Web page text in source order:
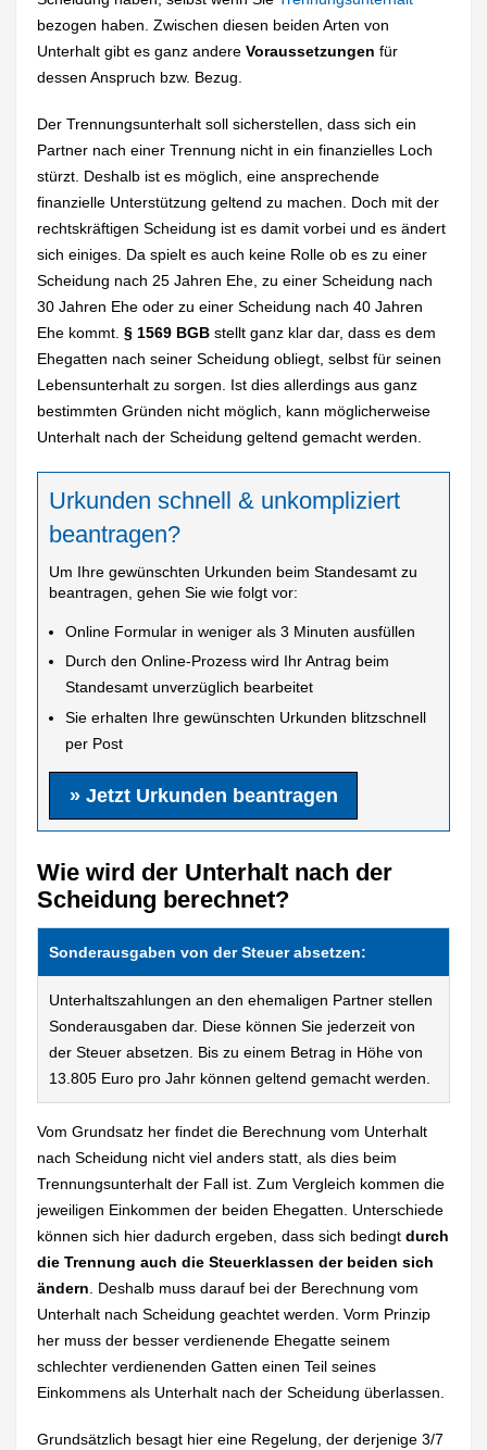
bezogen haben. Zwischen diesen beiden Arten von
Unterhalt gibt es ganz andereVoraussetzungen für
dessen Anspruch bzw. Bezug.
Der Trennungsunterhalt soll sicherstellen, dass sich ein
Partner nach einer Trennung nicht in ein finanzielles Loch
stürzt. Deshalb ist es möglich, eine ansprechende
finanzielle Unterstützung geltend zu machen. Doch mit der
rechtskräftigen Scheidung ist es damit vorbei und es ändert
sich einiges. Da spielt es auch keine Rolle ob es zu einer
Scheidung nach 25 Jahren Ehe, zu einer Scheidung nach
30 Jahren Ehe oder zu einer Scheidung nach 40 Jahren
Ehe kommt.§ 1569 BGB stellt ganz klar dar, dass es dem
Ehegatten nach seiner Scheidung obliegt, selbst für seinen
Lebensunterhalt zu sorgen. Ist dies allerdings aus ganz
bestimmten Gründen nicht möglich, kann möglicherweise
Unterhalt nach der Scheidung geltend gemacht werden.
Urkunden schnell & unkompliziert
beantragen?
Um Ihre gewünschten Urkunden beim Standesamt zu
beantragen, gehen Sie wie folgt vor:
Online Formular in weniger als 3 Minuten ausfüllen
Durch den Online-Prozess wird Ihr Antrag beim
Standesamt unverzüglich bearbeitet
Sie erhalten Ihre gewünschten Urkunden blitzschnell
per Post
» Jetzt Urkunden beantragen
Wie wird der Unterhalt nach der
Scheidung berechnet?
Sonderausgaben von der Steuer absetzen:
Unterhaltszahlungen an den ehemaligen Partner stellen
Sonderausgaben dar. Diese können Sie jederzeit von
der Steuer absetzen. Bis zu einem Betrag in Höhe von
13.805 Euro pro Jahr können geltend gemacht werden.
Vom Grundsatz her findet die Berechnung vom Unterhalt
nach Scheidung nicht viel anders statt, als dies beim
Trennungsunterhalt der Fall ist. Zum Vergleich kommen die
jeweiligen Einkommen der beiden Ehegatten. Unterschiede
können sich hier dadurch ergeben, dass sich bedingtdurch
die Trennung auch die Steuerklassen der beiden sich
ändern . Deshalb muss darauf bei der Berechnung vom
Unterhalt nach Scheidung geachtet werden. Vorm Prinzip
her muss der besser verdienende Ehegatte seinem
schlechter verdienenden Gatten einen Teil seines
Einkommens als Unterhalt nach der Scheidung überlassen.
Grundsätzlich besagt hier eine Regelung, der derjenige 3/7